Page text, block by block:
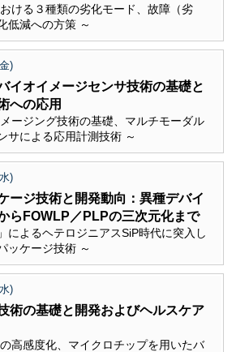
ける３種類の劣化モード、故障（劣
低減への方策 ～
)
イオイメージセンサ技術の基礎と
への応用
ージング技術の基礎、マルチモーダル
サによる応用計測技術 ～
)
ージ技術と開発動向：異種デバイ
らFOWLP／PLPの三次元化まで
によるヘテロジニアスSiP時代に突入し
ッケージ技術 ～
)
術の基礎と開発およびヘルスケア
高感度化、マイクロチップを用いたバ